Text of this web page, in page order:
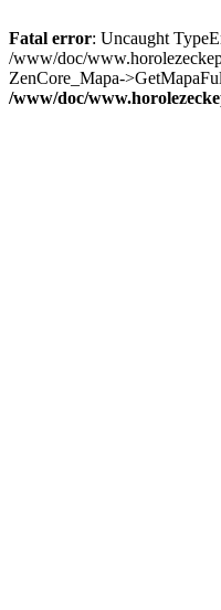
Fatal error: Uncaught
/www/doc/
ZenCore_Mapa-
/www/doc/